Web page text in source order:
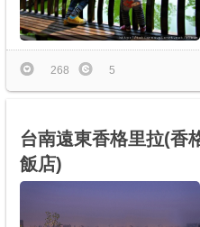
268 5
台南遠東香格里拉(香
飯店)